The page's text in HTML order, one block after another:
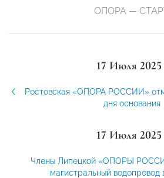
ОПОРА —
17 Июля 2025
Ростовская «ОПОРА РОССИИ»
дня основания
17 Июля 2025
Члены Липецкой «ОПОРЫ
магистральный